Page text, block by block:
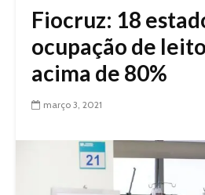
Fiocruz: 18
ocupação de
acima de 80%
março 3, 2021